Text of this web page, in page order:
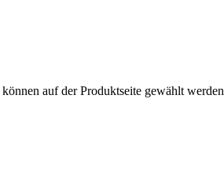
auf der Produktseite gewählt werden